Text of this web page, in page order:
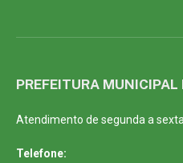
PREFEITURA MUNICIPAL
Atendimento de segunda a
Telefone: